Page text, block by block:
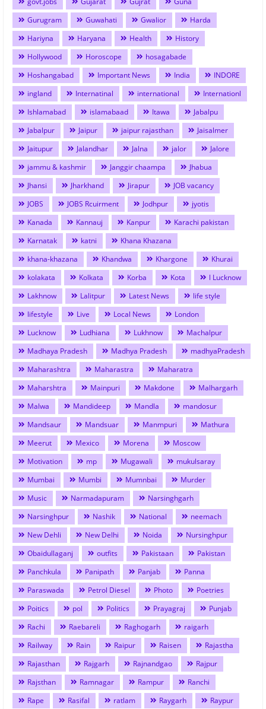
Gurugram
Guwahati Gwalior
Harda
Hariyna
Haryana Health
History
Hollywood
Horoscope
hosagabade
Hoshangabad
Important News India
INDORE
ingland
Internatinal international
Internationl
Ishlamabad
islamabaad Itawa
Jabalpu
Jabalpur
Jaipur jaipur rajasthan
Jaisalmer
Jaitupur
Jalandhar Jalna jalor
Jalore
jammu & kashmir
Janggir chaampa
Jhabua
Jhansi
Jharkhand Jirapur
JOB vacancy
JOBS
JOBS Rcuirment Jodhpur
jyotis
Kanada
Kannauj Kanpur
Karachi pakistan
Karnatak
katni
Khana Khazana
khana-khazana
Khandwa Khargone
Khurai
kolakata
Kolkata Korba Kota
l Lucknow
Lakhnow
Lalitpur Latest News
life style
lifestyle
Live Local News
London
Lucknow
Ludhiana Lukhnow
Machalpur
Madhaya Pradesh
Madhya Pradesh
madhyaPradesh
Maharashtra
Maharastra
Maharatra
Maharshtra
Mainpuri Makdone
Malhargarh
Malwa
Mandideep Mandla
mandosur
Mandsaur
Mandsuar Manmpuri
Mathura
Meerut
Mexico Morena
Moscow
Motivation
mp Mugawali
mukulsaray
Mumbai
Mumbi Mumnbai
Murder
Music
Narmadapuram
Narsinghgarh
Narsinghpur
Nashik National
neemach
New Dehli
New Delhi Noida
Nursinghpur
Obaidullaganj
outfits Pakistaan
Pakistan
Panchkula
Panipath Panjab
Panna
Paraswada
Petrol Diesel Photo
Poetries
Poitics
pol Politics Prayagraj
Punjab
Rachi
Raebareli Raghogarh
raigarh
Railway
Rain Raipur Raisen
Rajastha
Rajasthan
Rajgarh Rajnandgao
Rajpur
Rajsthan
Ramnagar Rampur
Ranchi
Rape
Rasifal ratlam Raygarh
Raypur